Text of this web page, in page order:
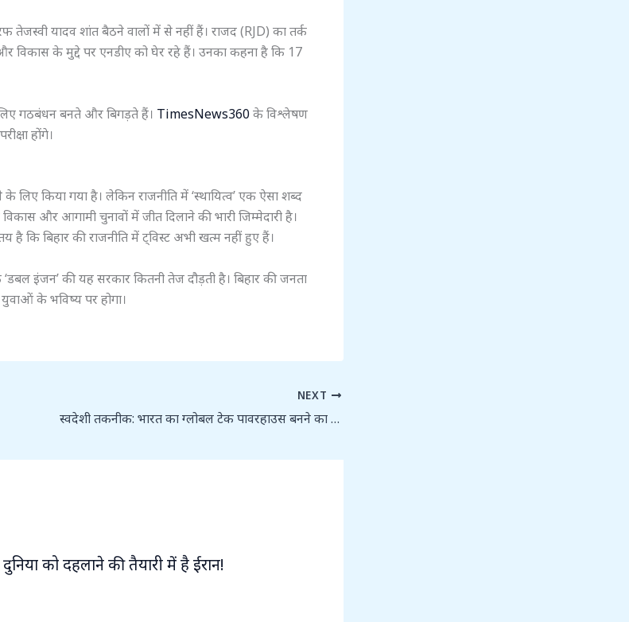
तेजस्वी यादव शांत बैठने वालों में से नहीं हैं। राजद (RJD) का तर्क
विकास के मुद्दे पर एनडीए को घेर रहे हैं। उनका कहना है कि 17
गठबंधन बनते और बिगड़ते हैं। TimesNews360के विश्लेषण
होंगे।
किया गया है। लेकिन राजनीति में ‘स्थायित्व’ एक ऐसा शब्द
और आगामी चुनावों में जीत दिलाने की भारी जिम्मेदारी है।
कि बिहार की राजनीति में ट्विस्ट अभी खत्म नहीं हुए हैं।
इंजन’ की यह सरकार कितनी तेज दौड़ती है। बिहार की जनता
के भविष्य पर होगा।
NEXT
स्वदेशी तकनीक: भारत का ग्लोबल टेक पावरहाउस बनने का सफर और भविष्य की चुनौतियां
को दहलाने की तैयारी में है ईरान!